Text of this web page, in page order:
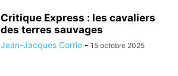
Critique Express : les cavaliers
des terres sauvages
Jean-Jacques Corrio - 15 octobre 2025